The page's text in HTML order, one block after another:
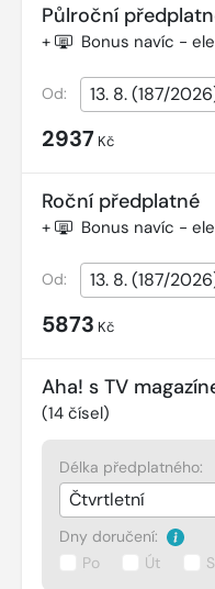
Půlroční
+ Bonus navíc -
Od:
2937 Kč
Roční předplatné
+ Bonus navíc -
Od:
5873 Kč
Aha! s TV
(14 čísel)
Délka předplatného:
Dny doručení:
Po
Út